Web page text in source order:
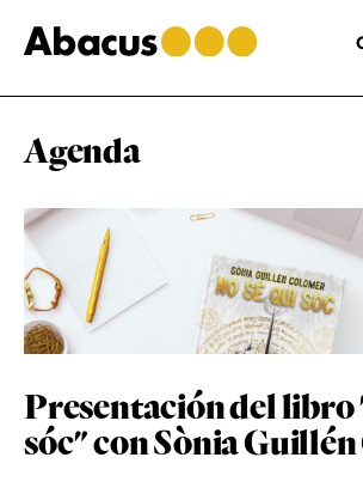
al
contenido
a
la
lateral
al
pie
página
Agenda
Presentación del libro
sóc" con Sònia